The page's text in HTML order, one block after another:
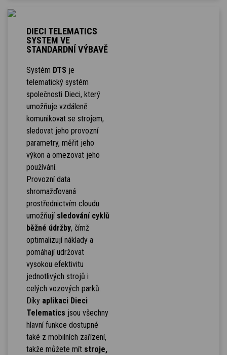
DIECI TELEMATICS
SYSTEM VE
STANDARDNÍ VÝBAVĚ
Systém DTS je
telematický systém
společnosti Dieci, který
umožňuje vzdáleně
komunikovat se strojem,
sledovat jeho provozní
parametry, měřit jeho
výkon a omezovat jeho
používání.
Provozní data
shromažďovaná
prostřednictvím cloudu
umožňují sledování cyklů
běžné údržby, čímž
optimalizují náklady a
pomáhají udržovat
vysokou efektivitu
jednotlivých strojů i
celých vozových parků.
Díky aplikaci Dieci
Telematics jsou všechny
hlavní funkce dostupné
také z mobilních zařízení,
takže můžete mít stroje,